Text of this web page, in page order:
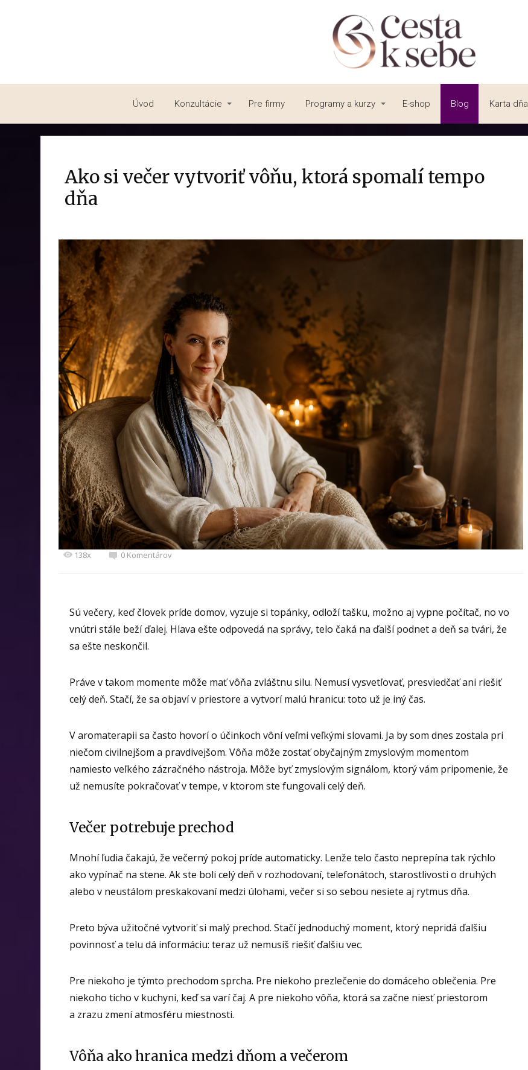
Úvod Konzultácie Pre firmy Programy a kurzy E-shop Blog Karta dňa
Ako si večer vytvoriť vôňu, ktorá spomalí tempo
dňa
138x 0 Komentárov
Sú večery, keď človek príde domov, vyzuje si topánky, odloží tašku, možno aj vypne počítač, no vo
vnútri stále beží ďalej. Hlava ešte odpovedá na správy, telo čaká na ďalší podnet a deň sa tvári, že
sa ešte neskončil.
Práve v takom momente môže mať vôňa zvláštnu silu. Nemusí vysvetľovať, presviedčať ani riešiť
celý deň. Stačí, že sa objaví v priestore a vytvorí malú hranicu: toto už je iný čas.
V aromaterapii sa často hovorí o účinkoch vôní veľmi veľkými slovami. Ja by som dnes zostala pri
niečom civilnejšom a pravdivejšom. Vôňa môže zostať obyčajným zmyslovým momentom
namiesto veľkého zázračného nástroja. Môže byť zmyslovým signálom, ktorý vám pripomenie, že
už nemusíte pokračovať v tempe, v ktorom ste fungovali celý deň.
Večer potrebuje prechod
Mnohí ľudia čakajú, že večerný pokoj príde automaticky. Lenže telo často neprepína tak rýchlo
ako vypínač na stene. Ak ste boli celý deň v rozhodovaní, telefonátoch, starostlivosti o druhých
alebo v neustálom preskakovaní medzi úlohami, večer si so sebou nesiete aj rytmus dňa.
Preto býva užitočné vytvoriť si malý prechod. Stačí jednoduchý moment, ktorý nepridá ďalšiu
povinnosť a telu dá informáciu: teraz už nemusíš riešiť ďalšiu vec.
Pre niekoho je týmto prechodom sprcha. Pre niekoho prezlečenie do domáceho oblečenia. Pre
niekoho ticho v kuchyni, keď sa varí čaj. A pre niekoho vôňa, ktorá sa začne niesť priestorom
a zrazu zmení atmosféru miestnosti.
Vôňa ako hranica medzi dňom a večerom